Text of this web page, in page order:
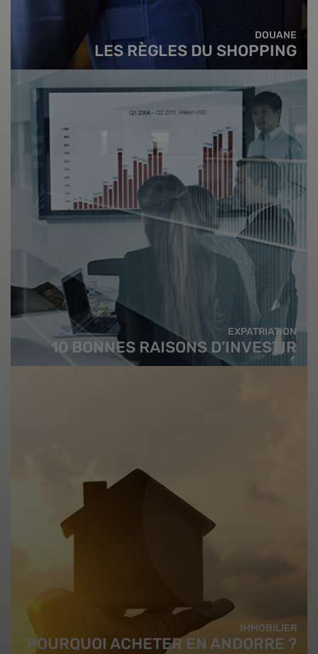
DOUANE
LES RÈGLES DU SHOPPING
EXPATRIATION
10 BONNES RAISONS D’INVESTIR
IMMOBILIER
POURQUOI ACHETER EN ANDORRE ?